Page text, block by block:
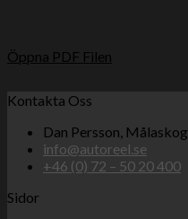
Öppna PDF Filen
Kontakta Oss
Dan Persson, Målaskog
info@autoreel.se
+46 (0) 72 – 50 20 400
Sidor